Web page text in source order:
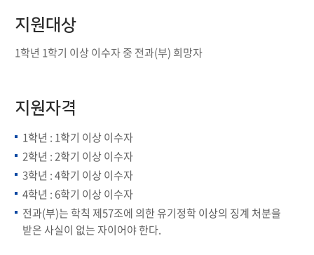
지원대상
1학년 1학기 이상 이수자 중 전과(부) 희망자
지원자격
1학년 : 1학기 이상 이수자
2학년 : 2학기 이상 이수자
3학년 : 4학기 이상 이수자
4학년 : 6학기 이상 이수자
전과(부)는 학칙 제57조에 의한 유기정학 이상의 징계 처분을
받은 사실이 없는 자이어야 한다.